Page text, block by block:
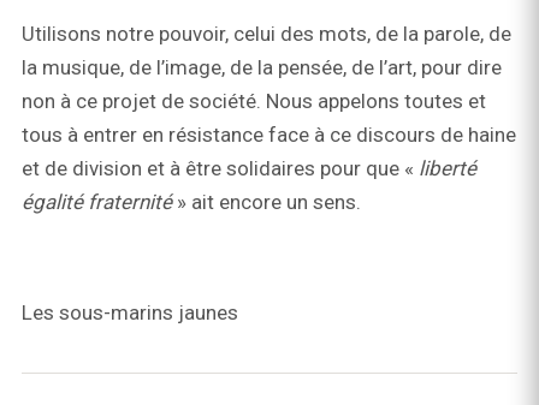
Utilisons notre pouvoir, celui des mots, de la parole, de
la musique, de l’image, de la pensée, de l’art, pour dire
non à ce projet de société. Nous appelons toutes et
tous à entrer en résistance face à ce discours de haine
et de division et à être solidaires pour que « liberté
égalité fraternité» ait encore un sens.
Les sous-marins jaunes